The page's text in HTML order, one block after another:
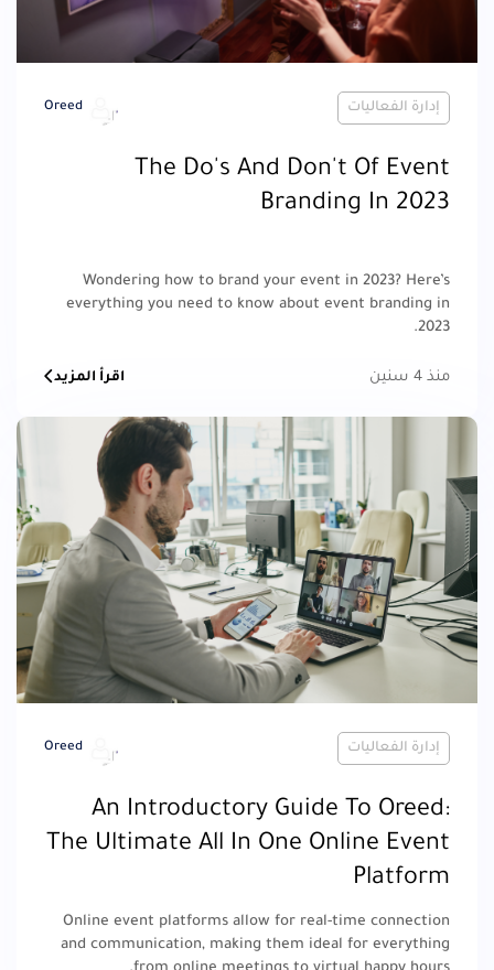
إدارة الفعاليات Oreed
The Do's And Don't Of Event
Branding In 2023
Wondering how to brand your event in 2023? Here’s
everything you need to know about event branding in
2023.
منذ 4 سنين اقرأ المزيد
إدارة الفعاليات Oreed
An Introductory Guide To Oreed:
The Ultimate All In One Online Event
Platform
Online event platforms allow for real-time connection
and communication, making them ideal for everything